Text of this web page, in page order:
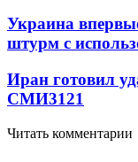
Украина
штурм с
Иран готовил
СМИ3121
Читать комментарии